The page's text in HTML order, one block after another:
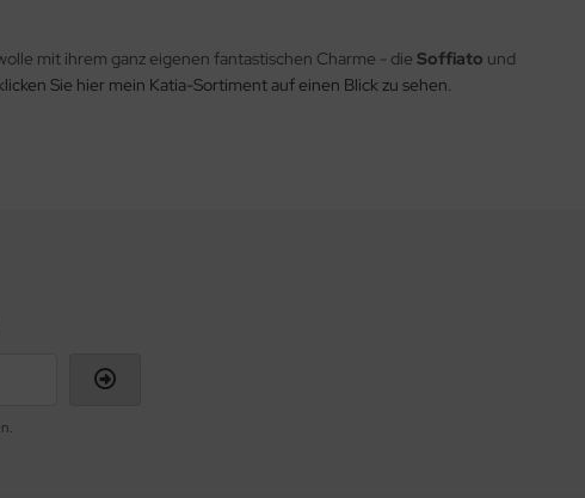
mit ihrem ganz eigenen fantastischen Charme - die Soffiato und
Sie hier mein Katia-Sortiment auf einen Blick zu sehen.